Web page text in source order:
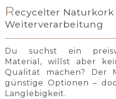
Recycelter Naturkork
Weiterverarbeitung
Du suchst ein
Material, willst aber
Qualität machen? Der
günstige Optionen –
Langlebigkeit.